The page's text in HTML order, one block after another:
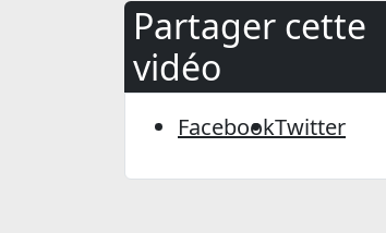
Partager cette
vidéo
FacebookTwitter